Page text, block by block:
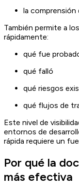
la
También permite a
rápidamente:
qué fue
qué falló
qué riesgos
qué flujos de
Este nivel de
entornos de
rápida requiere un
Por qué la
más efectiva